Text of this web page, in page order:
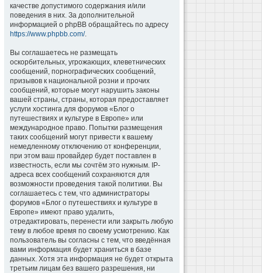
качестве допустимого содержания и/или
поведения в них. За дополнительной
информацией о phpBB обращайтесь по адресу
https://www.phpbb.com/.
Вы соглашаетесь не размещать
оскорбительных, угрожающих, клеветнических
сообщений, порнографических сообщений,
призывов к национальной розни и прочих
сообщений, которые могут нарушить законы
вашей страны, страны, которая предоставляет
услуги хостинга для форумов «Блог о
путешествиях и культуре в Европе» или
международное право. Попытки размещения
таких сообщений могут привести к вашему
немедленному отключению от конференции,
при этом ваш провайдер будет поставлен в
известность, если мы сочтём это нужным. IP-
адреса всех сообщений сохраняются для
возможности проведения такой политики. Вы
соглашаетесь с тем, что администраторы
форумов «Блог о путешествиях и культуре в
Европе» имеют право удалить,
отредактировать, перенести или закрыть любую
тему в любое время по своему усмотрению. Как
пользователь вы согласны с тем, что введённая
вами информация будет храниться в базе
данных. Хотя эта информация не будет открыта
третьим лицам без вашего разрешения, ни